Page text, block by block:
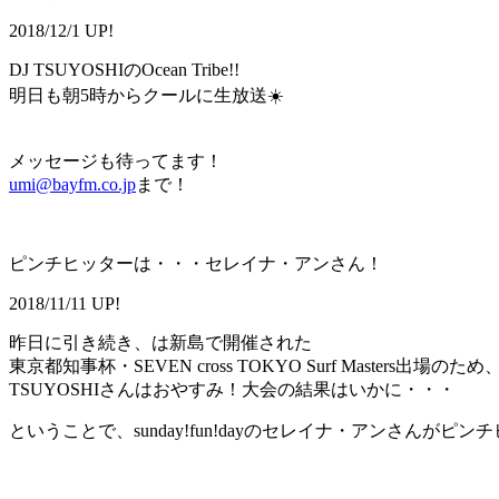
2018/12/1 UP!
DJ TSUYOSHIのOcean Tribe!!
明日も朝5時からクールに生放送☀️
メッセージも待ってます！
umi@bayfm.co.jpまで！
ピンチヒッターは・・・セレイナ・アンさん！
2018/11/11 UP!
昨日に引き続き、は新島で開催された
東京都知事杯・SEVEN cross TOKYO Surf Masters出場のため、
TSUYOSHIさんはおやすみ！大会の結果はいかに・・・
ということで、sunday!fun!dayのセレイナ・アンさんがピン